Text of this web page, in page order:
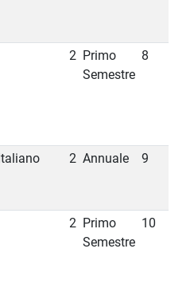
2 Primo
Semestre
8
Italiano 2 Annuale 9
2 Primo
Semestre
10